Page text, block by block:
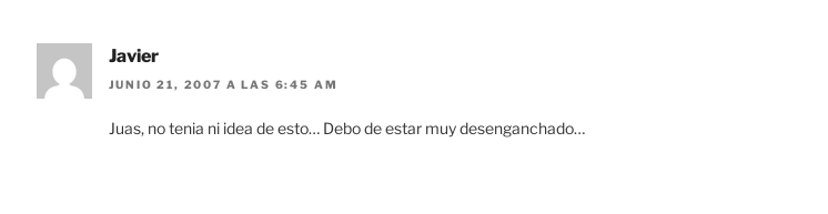
Javier
JUNIO 21, 2007 A LAS 6:45 AM
Juas, no tenia ni idea de esto… Debo de estar muy desenganchado…